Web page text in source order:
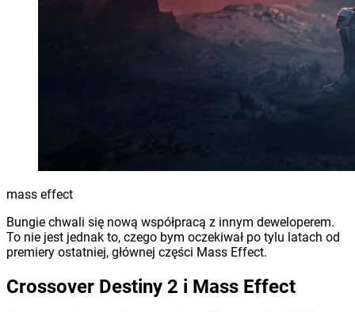
mass effect
Bungie chwali się nową współpracą z innym deweloperem.
To nie jest jednak to, czego bym oczekiwał po tylu latach od
premiery ostatniej, głównej części Mass Effect.
Crossover Destiny 2 i Mass Effect